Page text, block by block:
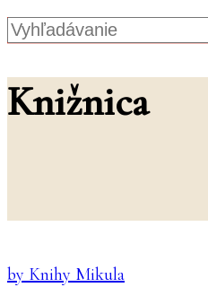
Knižnica
by Knihy Mikula